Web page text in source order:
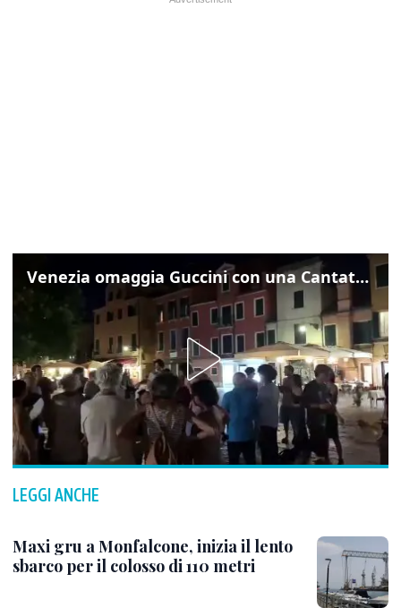
Venezia omaggia Guccini con una Cantata Anarchica in campo Santa Margherita
LEGGI ANCHE
Maxi gru a Monfalcone, inizia il lento
sbarco per il colosso di 110 metri